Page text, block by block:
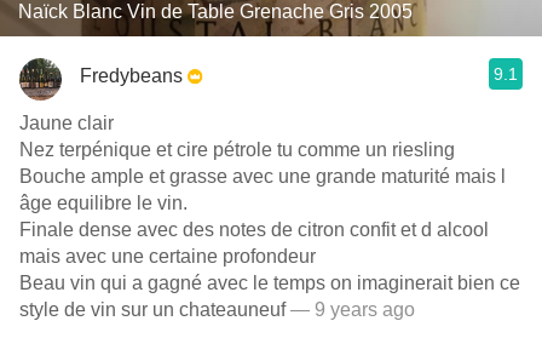
Naïck Blanc Vin de Table Grenache Gris 2005
Fredybeans 9.1
Jaune clair
Nez terpénique et cire pétrole tu comme un riesling
Bouche ample et grasse avec une grande maturité mais l
âge equilibre le vin.
Finale dense avec des notes de citron confit et d alcool
mais avec une certaine profondeur
Beau vin qui a gagné avec le temps on imaginerait bien ce
style de vin sur un chateauneuf— 9 years ago